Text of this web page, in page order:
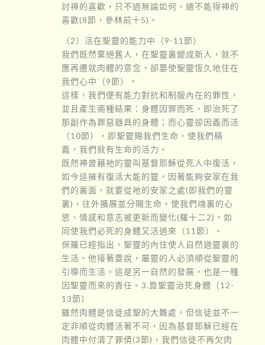
討神的喜歡，只不過無論如何，總不能得神的
喜歡(8節，參林前十5)。
（2）活在聖靈的能力中（9-11節）
我們既然棄絕舊人，在聖靈裏變成新人，就不
應再遷就肉體的意念，卻要使聖靈恆久地住在
我們心中（9節）。
這樣，我們便有能力對抗和制服內在的罪性，
並且產生兩種結果：身體因罪而死，即治死了
那副作為罪惡器具的身體；而心靈卻因義而活
（10節），即聖靈賜我們生命，使我們稱
義，我們就有生命的活力。
既然神曾藉祂的靈叫基督耶穌從死人中復活，
如今這擁有復活大能的靈，因著能夠安家在我
們的裏面，就要從祂的安家之處(即我們的靈
裏)，往外擴展並分賜生命。使我們魂裏的心
思、情感和意志被更新而變化(羅十二2)，如
同使我們必死的身體又活過來（11節）。
保羅已經指出，聖靈的內住使人自然過靈裏的
生活。他接著要說，屬靈的人必須順從聖靈的
引導而生活。這是另一自然的發展，也是一種
因聖靈而來的責任。3.靠聖靈治死身體（12-
13節）
雖然肉體是信徒成聖的大難處，但信徒並不一
定非順從肉體活著不可，因為基督耶穌已經在
肉體中付清了罪債(3節)，我們信徒不再欠肉